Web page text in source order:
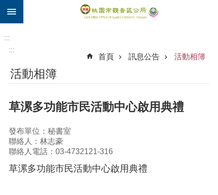
跳到主要內容區塊
市
民
階
搜
尋
:::
:::
首頁
訊息公告 活動相簿
活動相簿
草漯多功能市民活動中心啟用典禮
發布單位：秘書室
聯絡人：林志豪
聯絡人電話：03-4732121-316
草漯多功能市民活動中心啟用典禮